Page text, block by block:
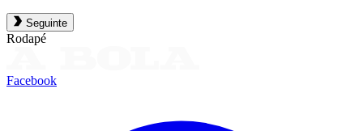
Seguinte
Rodapé
Facebook